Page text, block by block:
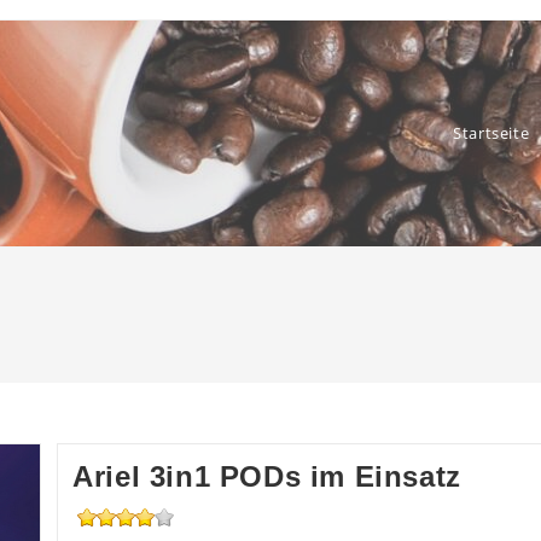
Startseite
Ariel 3in1 PODs im Einsatz